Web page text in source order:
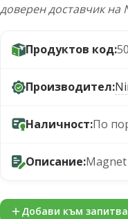
доверен доставчик на
Продуктов код:
Производител:
Наличност:По
Описание:
Добави към